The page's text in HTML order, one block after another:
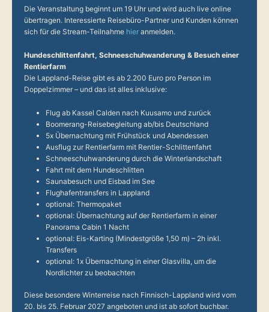
Die Veranstaltung beginnt um 19 Uhr und wird auch live online
übertragen. Interessierte Reisebüro-Partner und Kunden können
sich für die Stream-Teilnahme hier anmelden.
Hundeschlittenfahrt, Schneeschuhwanderung & Besuch einer
Rentierfarm
Die Lappland-Reise gibt es ab 2.200 Euro pro Person im
Doppelzimmer – und das ist alles inklusive:
Flug ab Kassel Calden nach Kuusamo und zurück
Boomerang-Reisebegleitung ab/bis Deutschland
5x Übernachtung mit Frühstück und Abendessen
Ausflug zur Rentierfarm mit Rentier-Schlittenfahrt
Schneeschuhwanderung durch die Winterlandschaft
Fahrt mit dem Hundeschlitten
Saunabesuch und Eisbad im See
Flughafentransfers in Lappland
optional: Thermopaket
optional: Übernachtung auf der Rentierfarm in einer
Panorama Cabin 1 Nacht
optional: Eis-Karting (Mindestgröße 1,50 m) – 2h inkl.
Transfers
optional: 1x Übernachtung in einer Glasvilla, um die
Nordlichter zu beobachten
Diese besondere Winterreise nach Finnisch-Lappland wird vom
20. bis 25. Februar 2027 angeboten und ist ab sofort buchbar.